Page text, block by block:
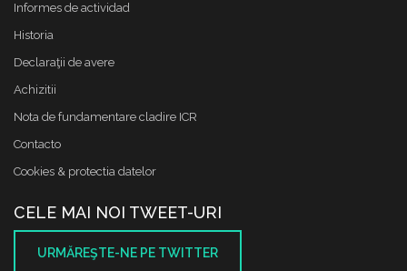
Informes de actividad
Historia
Declaraţii de avere
Achizitii
Nota de fundamentare cladire ICR
Contacto
Cookies & protectia datelor
CELE MAI NOI TWEET-URI
URMĂREŞTE-NE PE TWITTER